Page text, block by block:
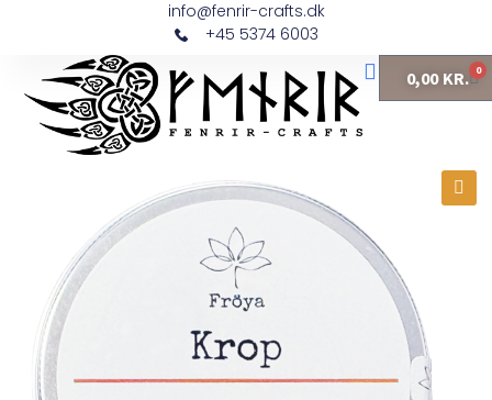
info@fenrir-crafts.dk
+45 5374 6003
0,00 KR. 0